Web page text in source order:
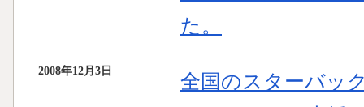
た。
2008年12月3日
全国のスターバッ